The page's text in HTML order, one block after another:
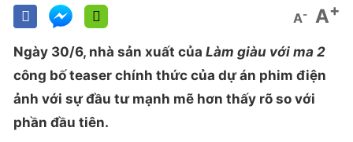
A- A+
Ngày 30/6, nhà sản xuất của Làm giàu với ma 2
công bố teaser chính thức của dự án phim điện
ảnh với sự đầu tư mạnh mẽ hơn thấy rõ so với
phần đầu tiên.